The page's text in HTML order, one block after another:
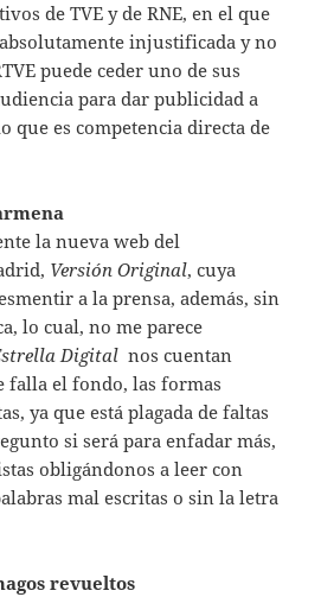
de TVE y de RNE, en el que
injustificada y no
puede ceder uno de sus
para dar publicidad a
que es competencia directa de
la nueva web del
Versión Original, cuya
a la prensa, además, sin
lo cual, no me parece
Digital nos cuentan
falla el fondo, las formas
ya que está plagada de faltas
si será para enfadar más,
obligándonos a leer con
mal escritas o sin la letra
revueltos